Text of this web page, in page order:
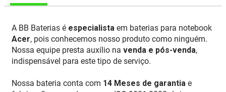
A BB Baterias é especialista em baterias para notebook
Acer, pois conhecemos nosso produto como ninguém.
Nossa equipe presta auxílio na venda e pós-venda,
indispensável para este tipo de serviço.
Nossa bateria conta com 14 Meses de garantia e